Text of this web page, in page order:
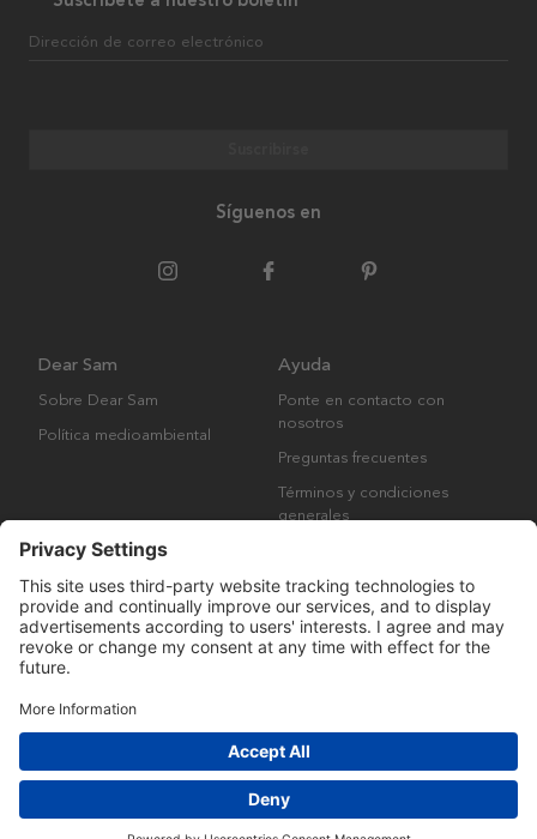
Dirección de correo electrónico
Síguenos en
Dear Sam
Sobre Dear Sam
Política medioambiental
Ayuda
Ponte en contacto con
nosotros
Preguntas frecuentes
Términos y condiciones
generales
Derechos de autor © Many Brands AB 2023. Todos los derechos